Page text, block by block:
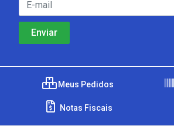
Meus Pedidos
Notas Fiscais